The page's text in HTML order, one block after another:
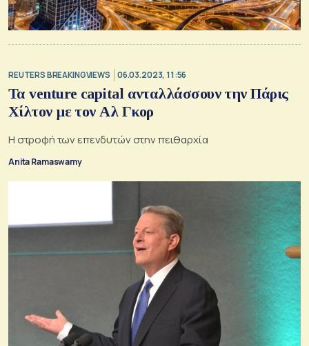
REUTERS BREAKINGVIEWS 06.03.2023, 11:56
Τα venture capital ανταλλάσσουν την Πάρις
Χίλτον με τον Αλ Γκορ
Η στροφή των επενδυτών στην πειθαρχία
Anita Ramaswamy